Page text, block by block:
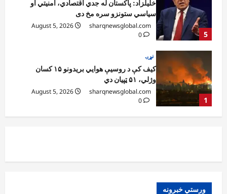
1
کیف کې د روسیې هوايي بریدونو ۱۵ کسان
وژلي، ۵۱ ټپیان دي
sharqnewsglobal.com
0
2
افغانستان
کونړ؛ غازي اباد ولسوالۍ کې د یو روغتیايي مرکز
ودانۍ ګټې اخیستنې ته وسپارل شوه
sharqnewsglobal.com
0
ورستي خبرونه